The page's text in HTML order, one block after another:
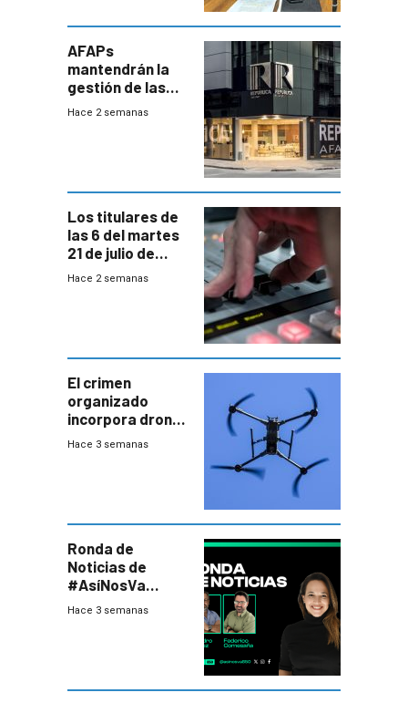
AFAPs
mantendrán la
gestión de las
cuentas
Hace 2 semanas
Los titulares de
las 6 del martes
21 de julio de
2026
Hace 2 semanas
El crimen
organizado
incorpora drones
y abre un nuevo
Hace 3 semanas
Ronda de
Noticias de
#AsíNosVa
(20/7/26)
Hace 3 semanas